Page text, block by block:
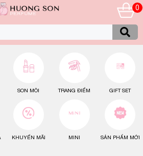
0
SON MÔI TRANG ĐIỂM GIFT SET
KHUYẾN MÃI MINI SẢN PHẨM MỚI